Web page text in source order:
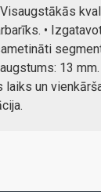
Visaugstākās
•
13 mm.
laiks un